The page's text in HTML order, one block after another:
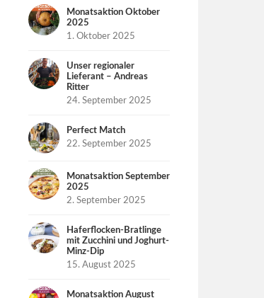
Monatsaktion Oktober
2025
1. Oktober 2025
Unser regionaler
Lieferant – Andreas
Ritter
24. September 2025
Perfect Match
22. September 2025
Monatsaktion September
2025
2. September 2025
Haferflocken-Bratlinge
mit Zucchini und Joghurt-
Minz-Dip
15. August 2025
Monatsaktion August